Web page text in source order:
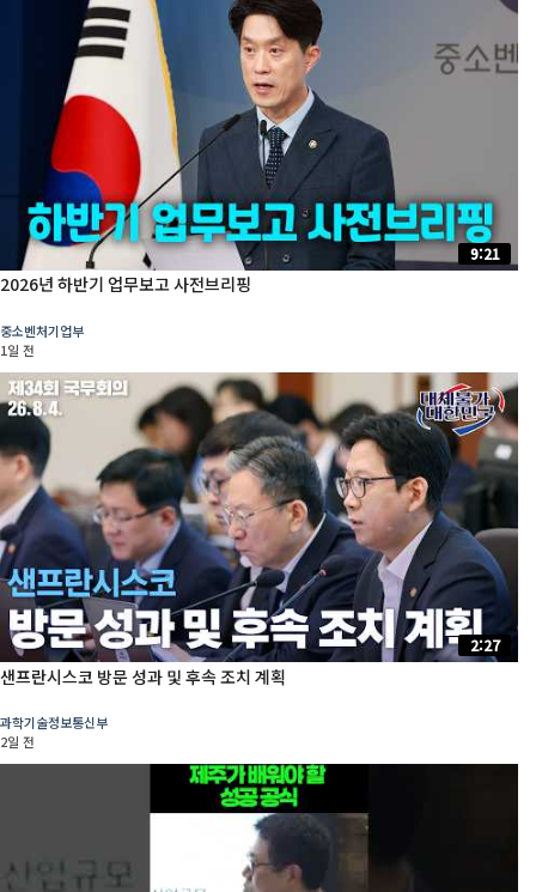
9:21
2026년 하반기 업무보고 사전브리핑
중소벤처기업부
1일 전
2:27
샌프란시스코 방문 성과 및 후속 조치 계획
과학기술정보통신부
2일 전